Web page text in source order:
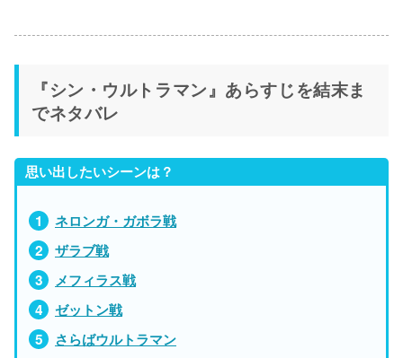
『シン・ウルトラマン』あらすじを結末ま
でネタバレ
思い出したいシーンは？
ネロンガ・ガボラ戦
ザラブ戦
メフィラス戦
ゼットン戦
さらばウルトラマン